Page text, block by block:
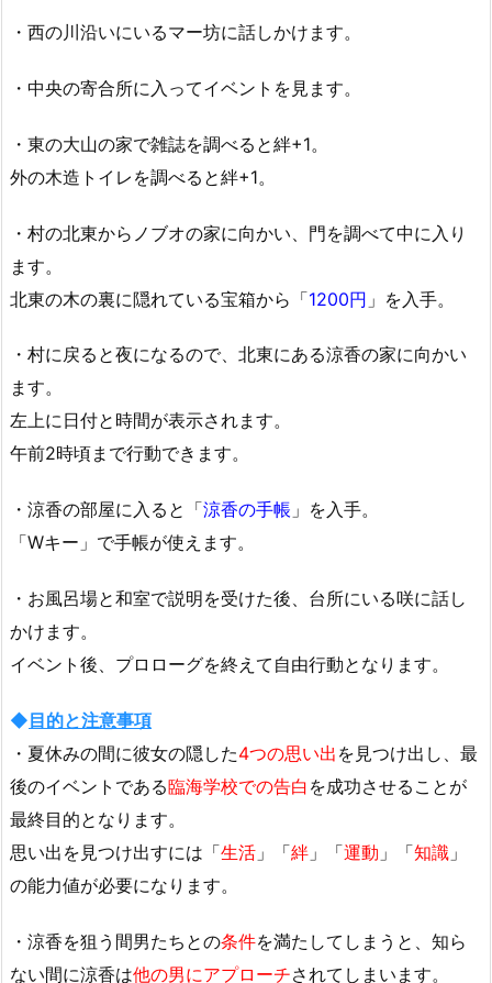
・西の川沿いにいるマー坊に話しかけます。
・中央の寄合所に入ってイベントを見ます。
・東の大山の家で雑誌を調べると絆+1。
外の木造トイレを調べると絆+1。
・村の北東からノブオの家に向かい、門を調べて中に入り
ます。
北東の木の裏に隠れている宝箱から「1200円 」を入手。
・村に戻ると夜になるので、北東にある涼香の家に向かい
ます。
左上に日付と時間が表示されます。
午前2時頃まで行動できます。
・涼香の部屋に入ると「涼香の手帳 」を入手。
「Wキー」で手帳が使えます。
・お風呂場と和室で説明を受けた後、台所にいる咲に話し
かけます。
イベント後、プロローグを終えて自由行動となります。
◆目的と注意事項
・夏休みの間に彼女の隠した4つの思い出 を見つけ出し、最
後のイベントである臨海学校での告白 を成功させることが
最終目的となります。
思い出を見つけ出すには「生活 」「絆 」「運動 」「知識 」
の能力値が必要になります。
・涼香を狙う間男たちとの条件を満たしてしまうと、知ら
ない間に涼香は他の男にアプローチされてしまいます。